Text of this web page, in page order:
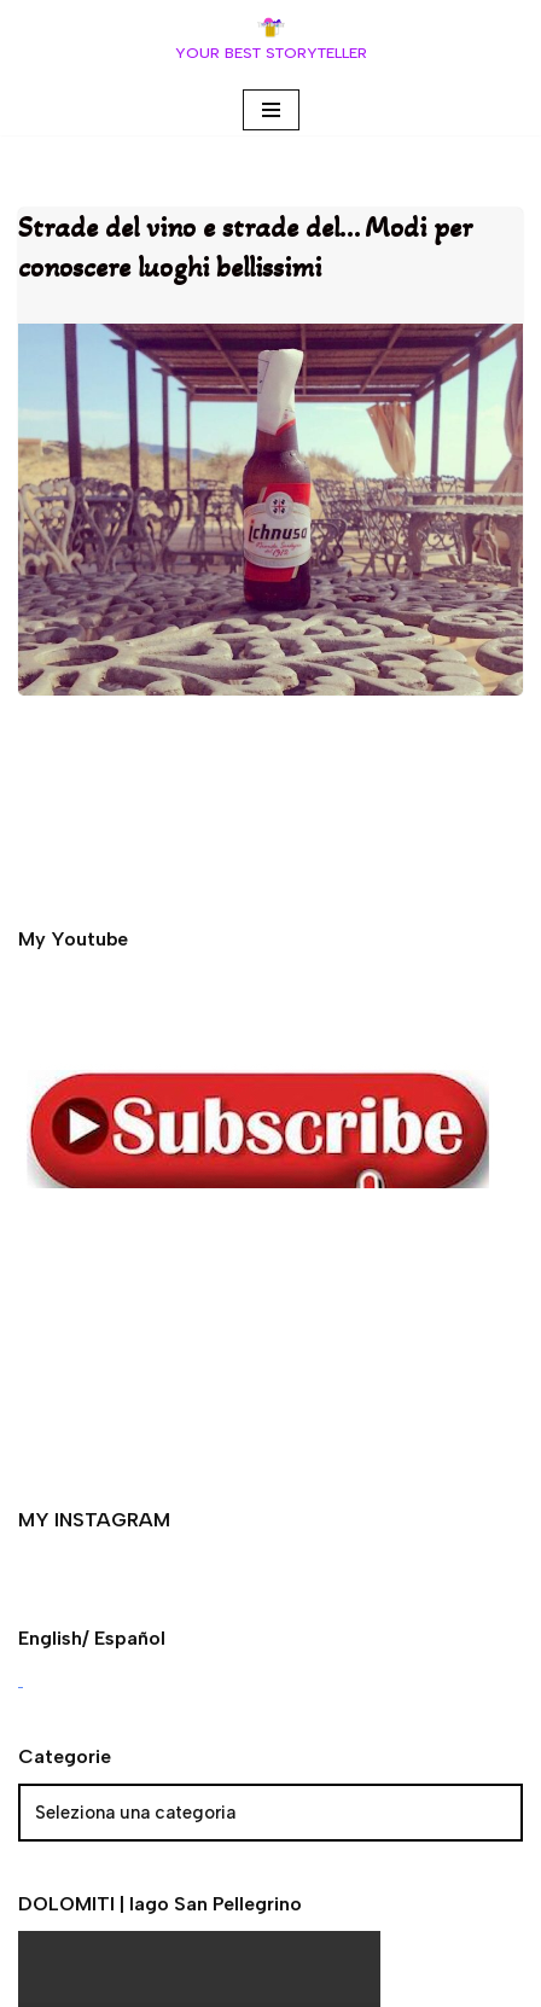
YOUR BEST STORYTELLER
Strade del vino e strade del… Modi per
conoscere luoghi bellissimi
My Youtube
MY INSTAGRAM
English/ Español
Categorie
DOLOMITI | lago San Pellegrino